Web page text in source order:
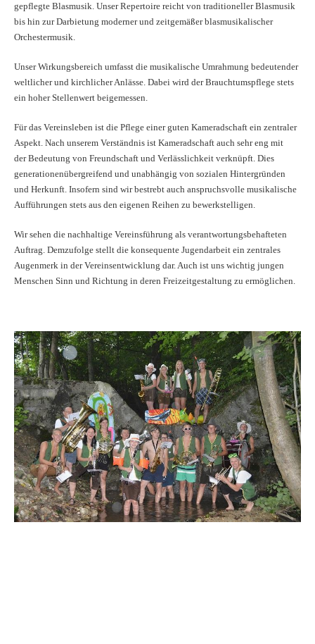
gepflegte Blasmusik. Unser Repertoire reicht von traditioneller Blasmusik
bis hin zur Darbietung moderner und zeitgemäßer blasmusikalischer
Orchestermusik.
Unser Wirkungsbereich umfasst die musikalische Umrahmung bedeutender
weltlicher und kirchlicher Anlässe. Dabei wird der Brauchtumspflege stets
ein hoher Stellenwert beigemessen.
Für das Vereinsleben ist die Pflege einer guten Kameradschaft ein zentraler
Aspekt. Nach unserem Verständnis ist Kameradschaft auch sehr eng mit
der Bedeutung von Freundschaft und Verlässlichkeit verknüpft. Dies
generationenübergreifend und unabhängig von sozialen Hintergründen
und Herkunft. Insofern sind wir bestrebt auch anspruchsvolle musikalische
Aufführungen stets aus den eigenen Reihen zu bewerkstelligen.
Wir sehen die nachhaltige Vereinsführung als verantwortungsbehafteten
Auftrag. Demzufolge stellt die konsequente Jugendarbeit ein zentrales
Augenmerk in der Vereinsentwicklung dar. Auch ist uns wichtig jungen
Menschen Sinn und Richtung in deren Freizeitgestaltung zu ermöglichen.